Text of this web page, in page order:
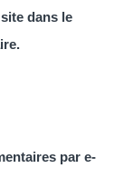
dans le
par e-